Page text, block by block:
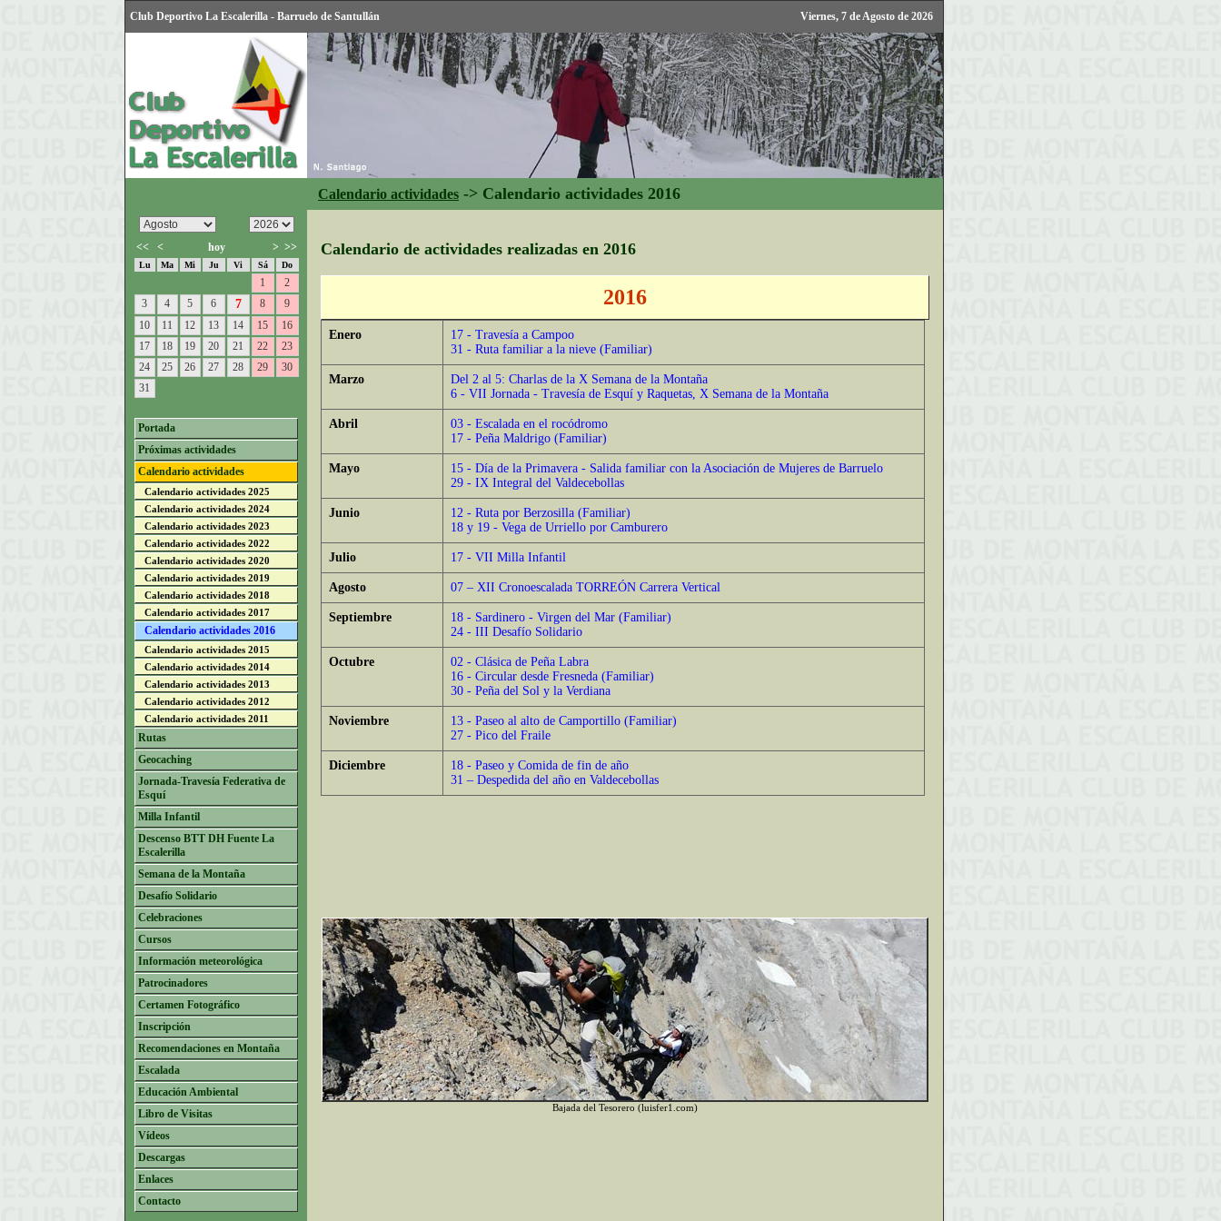
Club Deportivo La Escalerilla - Barruelo de Santullán Viernes, 7 de Agosto de 2026
Calendario actividades -> Calendario actividades 2016
<< < hoy > >>
Lu Ma Mi Ju Vi Sá Do
1
2
3
4 5 6 7 8
9
10
11 12 13 14 15
16
17
18 19 20 21 22
23
24
25 26 27 28 29
30
31
Portada
Próximas actividades
Calendario actividades
Calendario actividades 2025
Calendario actividades 2024
Calendario actividades 2023
Calendario actividades 2022
Calendario actividades 2020
Calendario actividades 2019
Calendario actividades 2018
Calendario actividades 2017
Calendario actividades 2016
Calendario actividades 2015
Calendario actividades 2014
Calendario actividades 2013
Calendario actividades 2012
Calendario actividades 2011
Rutas
Geocaching
Jornada-Travesía Federativa de
Esquí
Milla Infantil
Descenso BTT DH Fuente La
Escalerilla
Semana de la Montaña
Desafío Solidario
Celebraciones
Cursos
Información meteorológica
Patrocinadores
Certamen Fotográfico
Inscripción
Recomendaciones en Montaña
Escalada
Educación Ambiental
Libro de Visitas
Vídeos
Descargas
Enlaces
Contacto
Calendario de actividades realizadas en 2016
2016
Enero
17 - Travesía a Campoo
31 - Ruta familiar a la nieve (Familiar)
Marzo
Del 2 al 5: Charlas de la X Semana de la Montaña
6 - VII Jornada - Travesía de Esquí y Raquetas, X Semana de la Montaña
Abril
03 - Escalada en el rocódromo
17 - Peña Maldrigo (Familiar)
Mayo
15 - Día de la Primavera - Salida familiar con la Asociación de Mujeres de Barruelo
29 - IX Integral del Valdecebollas
Junio
12 - Ruta por Berzosilla (Familiar)
18 y 19 - Vega de Urriello por Camburero
Julio 17 - VII Milla Infantil
Agosto 07 – XII Cronoescalada TORREÓN Carrera Vertical
Septiembre
18 - Sardinero - Virgen del Mar (Familiar)
24 - III Desafío Solidario
Octubre
02 - Clásica de Peña Labra
16 - Circular desde Fresneda (Familiar)
30 - Peña del Sol y la Verdiana
Noviembre
13 - Paseo al alto de Camportillo (Familiar)
27 - Pico del Fraile
Diciembre
18 - Paseo y Comida de fin de año
31 – Despedida del año en Valdecebollas
Bajada del Tesorero (luisfer1.com)